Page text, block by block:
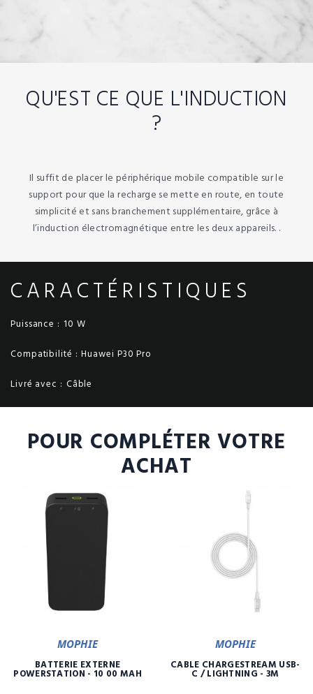
QU'EST CE QUE L'INDUCTION
?
Il suffit de placer le périphérique mobile compatible sur le
support pour que la recharge se mette en route, en toute
simplicité et sans branchement supplémentaire, grâce à
l’induction électromagnétique entre les deux appareils. .
CARACTÉRISTIQUES
Puissance : 10 W
Compatibilité : Huawei P30 Pro
Livré avec : Câble
POUR COMPLÉTER VOTRE
ACHAT
MOPHIE
BATTERIE EXTERNE
POWERSTATION - 10 00 MAH
MOPHIE
CÂBLE CHARGESTREAM USB-
C / LIGHTNING - 3M